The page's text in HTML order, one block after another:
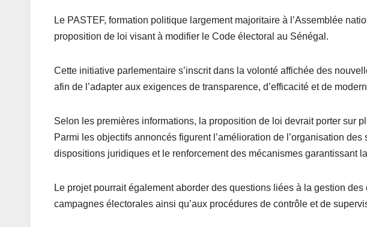
Le PASTEF, formation politique largement majoritaire à l’Assemblée
proposition de loi visant à modifier le Code électoral au Sénégal.
Cette initiative parlementaire s’inscrit dans la volonté affichée des
afin de l’adapter aux exigences de transparence, d’efficacité et de
Selon les premières informations, la proposition de loi devrait porter sur
Parmi les objectifs annoncés figurent l’amélioration de l’organisation
dispositions juridiques et le renforcement des mécanismes garantissant
Le projet pourrait également aborder des questions liées à la gestion des
campagnes électorales ainsi qu’aux procédures de contrôle et de